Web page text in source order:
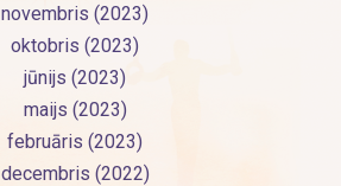
novembris (2023)
oktobris (2023)
jūnijs (2023)
maijs (2023)
februāris (2023)
decembris (2022)